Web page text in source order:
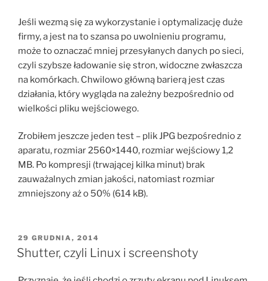
Jeśli wezmą się za wykorzystanie i optymalizację duże
firmy, a jest na to szansa po uwolnieniu programu,
może to oznaczać mniej przesyłanych danych po sieci,
czyli szybsze ładowanie się stron, widoczne zwłaszcza
na komórkach. Chwilowo główną barierą jest czas
działania, który wygląda na zależny bezpośrednio od
wielkości pliku wejściowego.
Zrobiłem jeszcze jeden test – plik JPG bezpośrednio z
aparatu, rozmiar 2560×1440, rozmiar wejściowy 1,2
MB. Po kompresji (trwającej kilka minut) brak
zauważalnych zmian jakości, natomiast rozmiar
zmniejszony aż o 50% (614 kB).
OPUBLIKOWANE
W
29 GRUDNIA, 2014
Shutter, czyli Linux i screenshoty